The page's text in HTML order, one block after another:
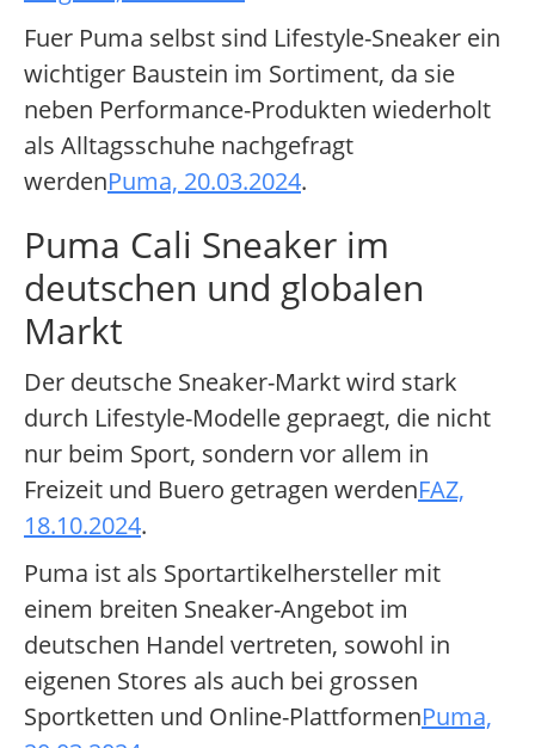
Fuer Puma selbst sind Lifestyle-Sneaker ein
wichtiger Baustein im Sortiment, da sie
neben Performance-Produkten wiederholt
als Alltagsschuhe nachgefragt
werdenPuma, 20.03.2024.
Puma Cali Sneaker im
deutschen und globalen
Markt
Der deutsche Sneaker-Markt wird stark
durch Lifestyle-Modelle gepraegt, die nicht
nur beim Sport, sondern vor allem in
Freizeit und Buero getragen werdenFAZ,
18.10.2024.
Puma ist als Sportartikelhersteller mit
einem breiten Sneaker-Angebot im
deutschen Handel vertreten, sowohl in
eigenen Stores als auch bei grossen
Sportketten und Online-PlattformenPuma,